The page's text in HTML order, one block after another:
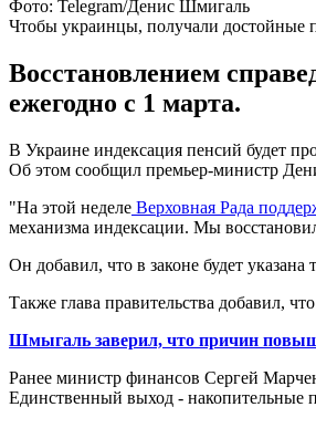
Фото: Telegram/Денис Шмигаль
Чтобы украинцы, получали
Восстановлением
ежегодно с 1 марта.
В Украине индексация пенсий будет
Об этом сообщил премьер-министр
"На этой неделе Верховная Рада
механизма индексации. Мы
Он добавил, что в законе будет указана
Также глава правительства добавил,
Шмыгаль заверил, что причин
Ранее министр финансов Сергей
Единственный выход - накопительные